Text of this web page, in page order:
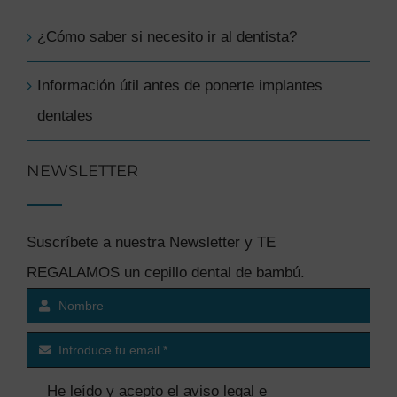
¿Cómo saber si necesito ir al dentista?
Información útil antes de ponerte implantes
dentales
NEWSLETTER
Suscríbete a nuestra Newsletter y TE
REGALAMOS un cepillo dental de bambú.
He leído y acepto el aviso legal e